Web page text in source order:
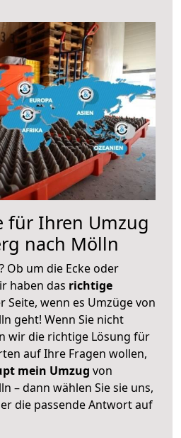
für Ihren Umzug
nach Mölln
Ob um die Ecke oder
haben das richtige
Seite, wenn es Umzüge von
geht! Wenn Sie nicht
wir die richtige Lösung für
auf Ihre Fragen wollen,
mein Umzug von
– dann wählen Sie sie uns,
die passende Antwort auf